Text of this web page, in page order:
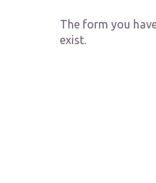
The form you
exist.